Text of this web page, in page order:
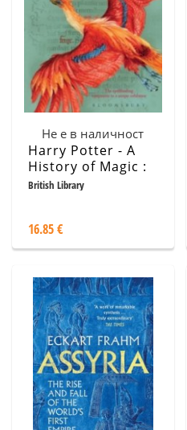
Не е в наличност
Harry Potter - A
History of Magic :
The Book of the
British Library
16.85 €